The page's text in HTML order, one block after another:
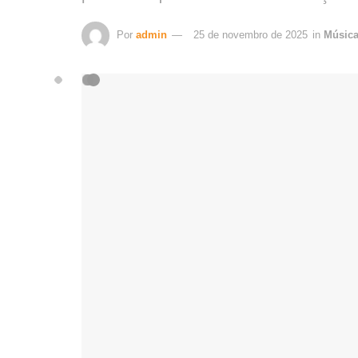
Por admin 25 de novembro de 2025 in